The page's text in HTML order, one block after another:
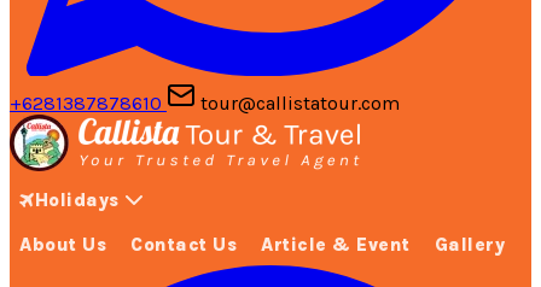
+6281387878610 tour@callistatour.com
Holidays
About Us Contact Us Article & Event Gallery